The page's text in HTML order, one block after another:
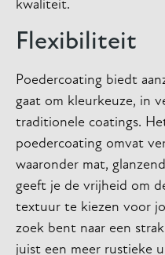
kwaliteit.
Flexibiliteit
Poedercoating biedt
gaat om kleurkeuze, in
traditionele coatings.
poedercoating omvat
waaronder mat,
geeft je de vrijheid om
textuur te kiezen voor
zoek bent naar een
juist een meer rustieke